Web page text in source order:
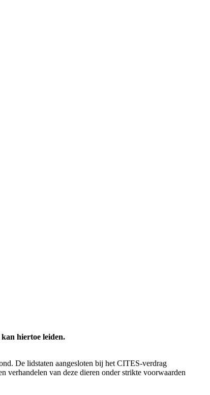
hiertoe leiden.
De lidstaten aangesloten bij het CITES-verdrag
verhandelen van deze dieren onder strikte voorwaarden